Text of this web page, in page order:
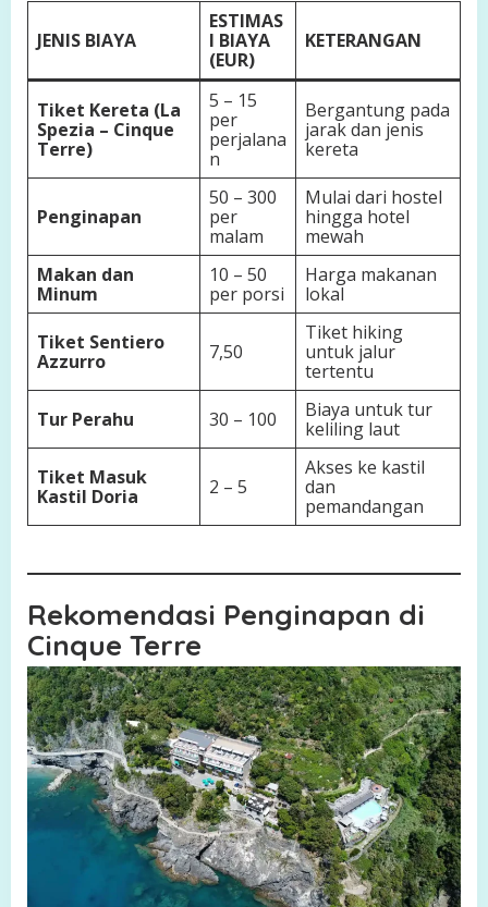
JENIS BIAYA
ESTIMAS
I BIAYA
(EUR)
KETERANGAN
Tiket Kereta (La
Spezia – Cinque
Terre)
5 – 15
per
perjalana
n
Bergantung pada
jarak dan jenis
kereta
Penginapan
50 – 300
per
malam
Mulai dari hostel
hingga hotel
mewah
Makan dan
Minum
10 – 50
per porsi
Harga makanan
lokal
Tiket Sentiero
Azzurro
7,50
Tiket hiking
untuk jalur
tertentu
Tur Perahu
30 – 100
Biaya untuk tur
keliling laut
Tiket Masuk
Kastil Doria
2 – 5
Akses ke kastil
dan
pemandangan
Rekomendasi Penginapan di
Cinque Terre